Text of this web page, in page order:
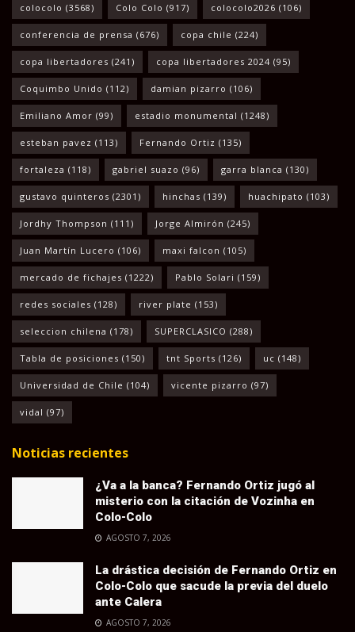
colocolo (3568) Colo Colo (917) colocolo2026 (106)
conferencia de prensa (676) copa chile (224)
copa libertadores (241) copa libertadores 2024 (95)
Coquimbo Unido (112) damian pizarro (106)
Emiliano Amor (99) estadio monumental (1248)
esteban pavez (113) Fernando Ortiz (135)
fortaleza (118) gabriel suazo (96) garra blanca (130)
gustavo quinteros (2301) hinchas (139) huachipato (103)
Jordhy Thompson (111) Jorge Almirón (245)
Juan Martín Lucero (106) maxi falcon (105)
mercado de fichajes (1222) Pablo Solari (159)
redes sociales (128) river plate (153)
seleccion chilena (178) SUPERCLASICO (288)
Tabla de posiciones (150) tnt Sports (126) uc (148)
Universidad de Chile (104) vicente pizarro (97)
vidal (97)
Noticias recientes
¿Va a la banca? Fernando Ortiz jugó al
misterio con la citación de Vozinha en
Colo-Colo
AGOSTO 7, 2026
La drástica decisión de Fernando Ortiz en
Colo-Colo que sacude la previa del duelo
ante Calera
AGOSTO 7, 2026